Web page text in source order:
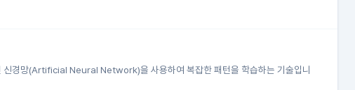
경망(Artificial Neural Network)을 사용하여 복잡한 패턴을 학습하는 기술입니